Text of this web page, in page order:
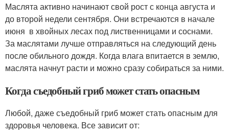
Маслята активно начинают свой рост с конца августа и
до второй недели сентября. Они встречаются в начале
июня в хвойных лесах под лиственницами и соснами.
За маслятами лучше отправляться на следующий день
после обильного дождя. Когда влага впитается в землю,
маслята начнут расти и можно сразу собираться за ними.
Когда съедобный гриб может стать опасным
Любой, даже съедобный гриб может стать опасным для
здоровья человека. Все зависит от: